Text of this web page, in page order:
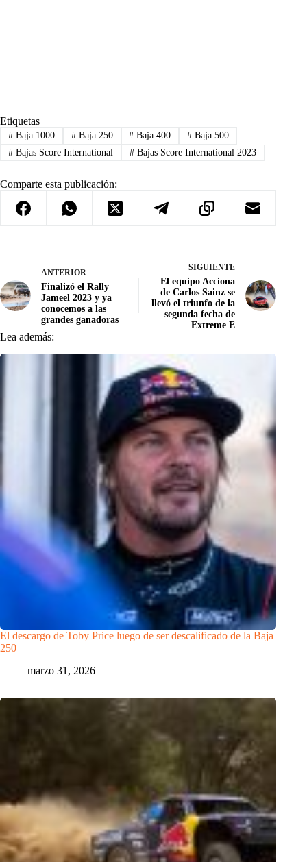
Etiquetas
#Baja 1000 #Baja 250 # Baja 400 # Baja 500
#Bajas Score International #Bajas Score International 2023
Comparte esta publicación:
ANTERIOR
Finalizó el Rally
Jameel 2023 y ya
conocemos a las
grandes ganadoras
SIGUIENTE
El equipo Acciona
de Carlos Sainz se
llevó el triunfo de la
segunda fecha de
Extreme E
Lea además:
El descargo de Toby Price luego de ser descalificado de la Baja
250
marzo 31, 2026